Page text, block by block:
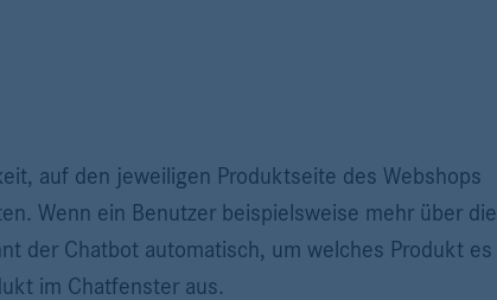
auf den jeweiligen Produktseite des Webshops
Wenn ein Benutzer beispielsweise mehr über die
der Chatbot automatisch, um welches Produkt es
im Chatfenster aus.